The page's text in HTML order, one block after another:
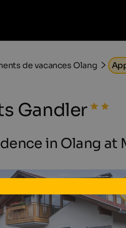
de vacances Olang
Gandler
in Olang at